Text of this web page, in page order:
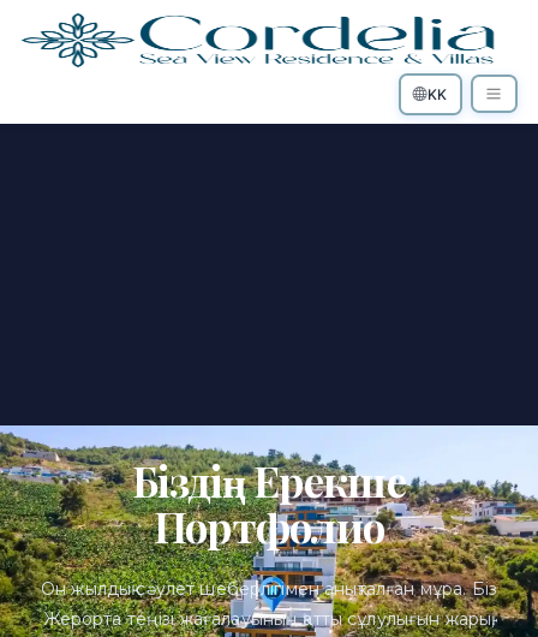
KK
Біздің Ерекше
Портфолио
Он жылдық сәулет шеберлігімен анықталған мұра. Біз
Жерорта теңізі жағалауының қатты сұлулығын жарық,